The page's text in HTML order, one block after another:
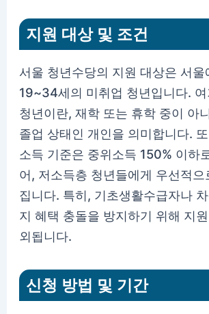
지원 대상 및 조건
서울 청년수당의 지원 대상은 서
19~34세의 미취업 청년입니다. 여
청년이란, 재학 또는 휴학 중이 아
졸업 상태인 개인을 의미합니다.
소득 기준은 중위소득 150% 이하
어, 저소득층 청년들에게 우선적으
집니다. 특히, 기초생활수급자나
지 혜택 충돌을 방지하기 위해 지
외됩니다.
신청 방법 및 기간